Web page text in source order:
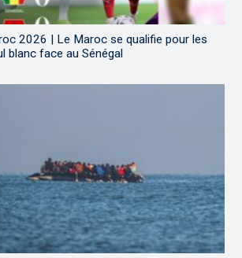
2026 | Le Maroc se qualifie pour les
blanc face au Sénégal